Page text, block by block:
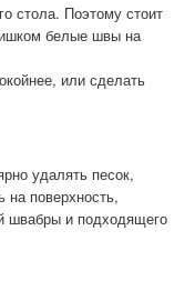
стола. Поэтому стоит
белые швы на
или сделать
удалять песок,
на поверхность,
швабры и подходящего